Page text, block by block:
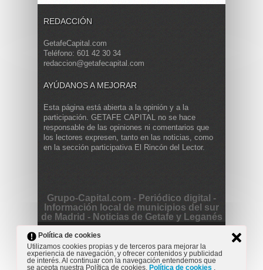
REDACCIÓN
GetafeCapital.com
Teléfono: 601 42 30 34
redaccion@getafecapital.com
AYÚDANOS A MEJORAR
Esta página está abierta a la opinión y a la
participación. GETAFE CAPITAL no se hace
responsable de las opiniones ni comentarios que
los lectores expresen, tanto en las noticias, como
en la sección participativa El Rincón del Lector.
Grupo-Capital.com - Periódico digital -
Información local de municipios del sur
de Madrid - Noticias de Getafe y Leganés
Copyright © 2013 Getafe Capital. Powered by
Project
Opinión Actualidad Cultura Deportes
Entrevista
Reportaje
Secciones
Política de cookies
Utilizamos cookies propias y de terceros para mejorar la
experiencia de navegación, y ofrecer contenidos y publicidad
de interés. Al continuar con la navegación entendemos que
se acepta nuestra Política de cookies. Política de cookies .